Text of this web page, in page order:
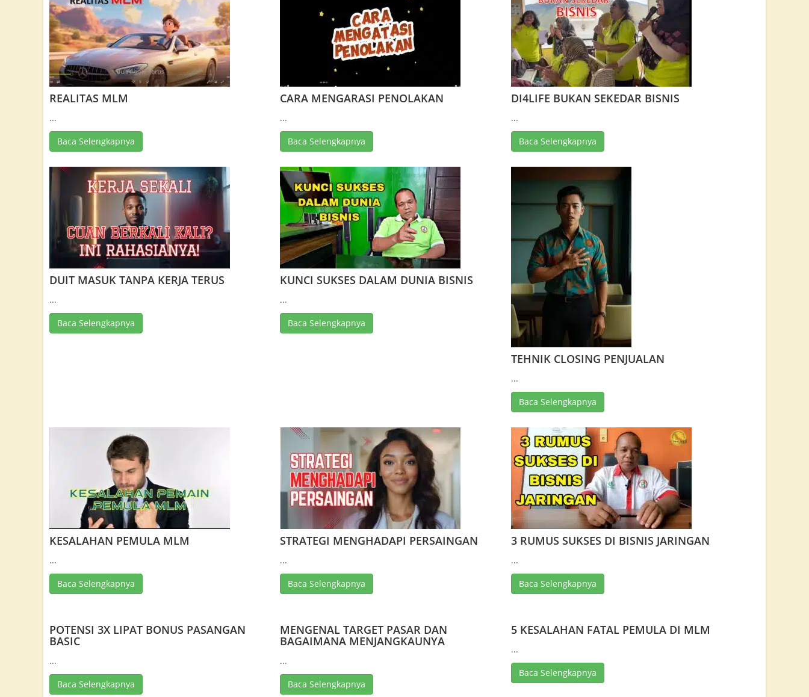
REALITAS MLM
...
Baca Selengkapnya
CARA MENGARASI PENOLAKAN
...
Baca Selengkapnya
DI4LIFE BUKAN SEKEDAR BISNIS
...
Baca Selengkapnya
DUIT MASUK TANPA KERJA TERUS
...
Baca Selengkapnya
KUNCI SUKSES DALAM DUNIA BISNIS
...
Baca Selengkapnya
TEHNIK CLOSING PENJUALAN
...
Baca Selengkapnya
KESALAHAN PEMULA MLM
...
Baca Selengkapnya
STRATEGI MENGHADAPI PERSAINGAN
...
Baca Selengkapnya
3 RUMUS SUKSES DI BISNIS JARINGAN
...
Baca Selengkapnya
POTENSI 3X LIPAT BONUS PASANGAN
BASIC
...
Baca Selengkapnya
MENGENAL TARGET PASAR DAN
BAGAIMANA MENJANGKAUNYA
...
Baca Selengkapnya
5 KESALAHAN FATAL PEMULA DI MLM
...
Baca Selengkapnya